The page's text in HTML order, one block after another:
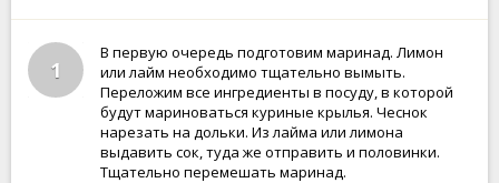
1
В первую очередь подготовим маринад. Лимон
или лайм необходимо тщательно вымыть.
Переложим все ингредиенты в посуду, в которой
будут мариноваться куриные крылья. Чеснок
нарезать на дольки. Из лайма или лимона
выдавить сок, туда же отправить и половинки.
Тщательно перемешать маринад.